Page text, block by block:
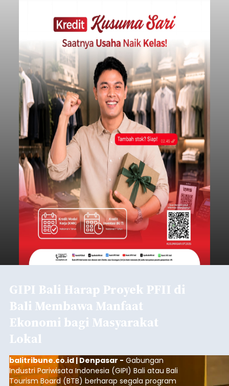
GIPI Bali Harap Proyek PFII di
Bali Membawa Manfaat
Ekonomi bagi Masyarakat
Lokal
balitribune.co.id | Denpasar - Gabungan
Industri Pariwisata Indonesia (GIPI) Bali atau Bali
Tourism Board (BTB) berharap segala program